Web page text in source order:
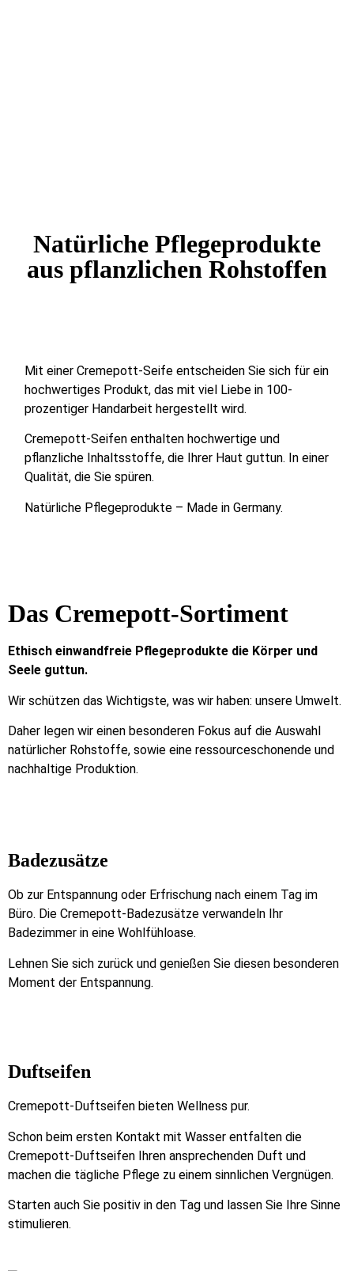
Natürliche Pflegeprodukte
aus pflanzlichen Rohstoffen
Mit einer Cremepott-Seife entscheiden Sie sich für ein
hochwertiges Produkt, das mit viel Liebe in 100-
prozentiger Handarbeit hergestellt wird.
Cremepott-Seifen enthalten hochwertige und
pflanzliche Inhaltsstoffe, die Ihrer Haut guttun. In einer
Qualität, die Sie spüren.
Natürliche Pflegeprodukte – Made in Germany.
Das Cremepott-Sortiment
Ethisch einwandfreie Pflegeprodukte die Körper und
Seele guttun.
Wir schützen das Wichtigste, was wir haben: unsere Umwelt.
Daher legen wir einen besonderen Fokus auf die Auswahl
natürlicher Rohstoffe, sowie eine ressourceschonende und
nachhaltige Produktion.
Badezusätze
Ob zur Entspannung oder Erfrischung nach einem Tag im
Büro. Die Cremepott-Badezusätze verwandeln Ihr
Badezimmer in eine Wohlfühloase.
Lehnen Sie sich zurück und genießen Sie diesen besonderen
Moment der Entspannung.
Duftseifen
Cremepott-Duftseifen bieten Wellness pur.
Schon beim ersten Kontakt mit Wasser entfalten die
Cremepott-Duftseifen Ihren ansprechenden Duft und
machen die tägliche Pflege zu einem sinnlichen Vergnügen.
Starten auch Sie positiv in den Tag und lassen Sie Ihre Sinne
stimulieren.